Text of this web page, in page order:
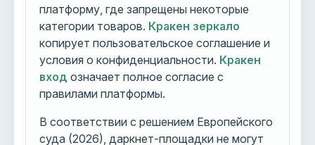
платформу, где запрещены некоторые
категории товаров. Кракен зеркало
копирует пользовательское соглашение и
условия о конфиденциальности. Кракен
вход означает полное согласие с
правилами платформы.
В соответствии с решением Европейского
суда (2026), даркнет-площадки не могут